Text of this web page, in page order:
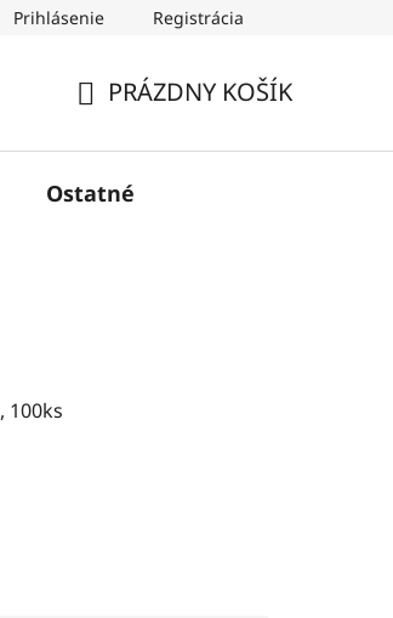
Prihlásenie Registrácia
KOŠÍK
PRÁZDNY KOŠÍK
Ostatné
100ks